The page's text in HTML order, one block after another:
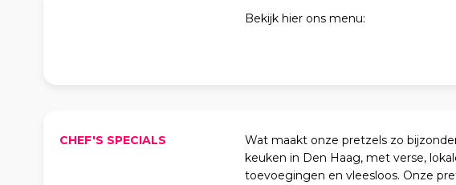
Bekijk hier ons menu:
CHEF'S SPECIALS
Wat maakt onze pretzels zo
keuken in Den Haag, met verse,
toevoegingen en vleesloos. Onze